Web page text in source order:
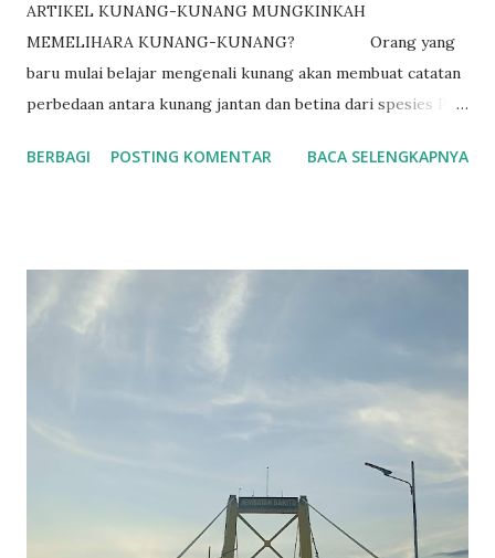
ARTIKEL KUNANG-KUNANG MUNGKINKAH
MEMELIHARA KUNANG-KUNANG? Orang yang
baru mulai belajar mengenali kunang akan membuat catatan
perbedaan antara kunang jantan dan betina dari spesies P.
dari jantan. Jantan mempunyai lentera lebih besar dari
kedipan lentera jantan dan direspon oleh betina adalah
digunakan untuk berburu kunang betina dengan
menggunakan kedipan cahaya dari pen light untuk meniru
pola kedipan cahaya dari jantan. Kemampuan berburu
kunang betina dan menangkap betina kunang jenis P. pyralis
menjadikannya ideal untuk mempelajarinya dan meneliti
BERBAGI POSTING KOMENTAR BACA SELENGKAPNYA